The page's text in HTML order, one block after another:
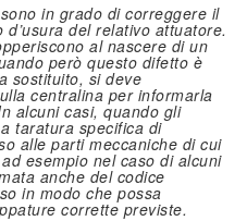
in grado di correggere il
del relativo attuatore.
al nascere di un
però questo difetto è
sostituito, si deve
centralina per informarla
alcuni casi, quando gli
taratura specifica di
alle parti meccaniche di cui
esempio nel caso di alcuni
anche del codice
in modo che possa
corrette previste.